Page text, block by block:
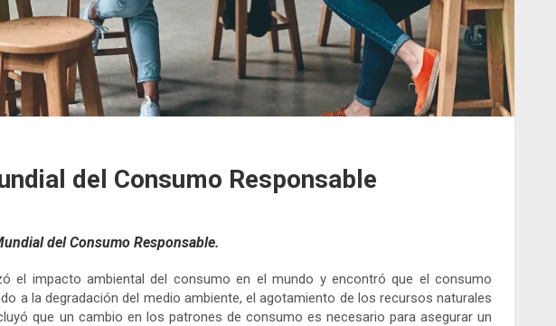
del Consumo Responsable
del Consumo Responsable.
el impacto ambiental del consumo en el mundo y encontró que el consumo
a la degradación del medio ambiente, el agotamiento de los recursos naturales
que un cambio en los patrones de consumo es necesario para asegurar un